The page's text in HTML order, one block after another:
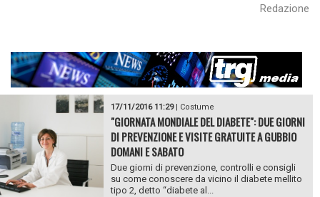
Redazione
17/11/2016 11:29| Costume
"GIORNATA MONDIALE DEL DIABETE": DUE GIORNI
DI PREVENZIONE E VISITE GRATUITE A GUBBIO
DOMANI E SABATO
Due giorni di prevenzione, controlli e consigli
su come conoscere da vicino il diabete mellito
tipo 2, detto “diabete al...